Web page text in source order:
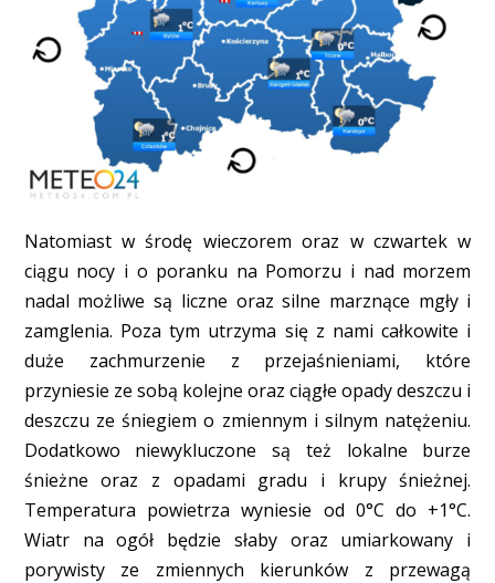
Natomiast w środę wieczorem oraz w czwartek w
ciągu nocy i o poranku na Pomorzu i nad morzem
nadal możliwe są liczne oraz silne marznące mgły i
zamglenia. Poza tym utrzyma się z nami całkowite i
duże zachmurzenie z przejaśnieniami, które
przyniesie ze sobą kolejne oraz ciągłe opady deszczu i
deszczu ze śniegiem o zmiennym i silnym natężeniu.
Dodatkowo niewykluczone są też lokalne burze
śnieżne oraz z opadami gradu i krupy śnieżnej.
Temperatura powietrza wyniesie od 0°C do +1°C.
Wiatr na ogół będzie słaby oraz umiarkowany i
porywisty ze zmiennych kierunków z przewagą